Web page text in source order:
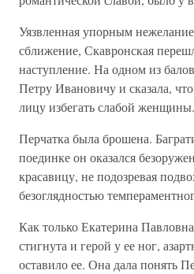
Уязвленная упорным
сближение, Скавронская
наступление. На одном из
Петру Ивано­вичу и сказала,
лицу избегать сла­бой женщины.
Перчатка была брошена.
поединке он оказался
красавицу, не подозревая
безоглядностью
Как только Екатерина
стигнута и герой у ее ног,
оста­вило ее. Она дала понять